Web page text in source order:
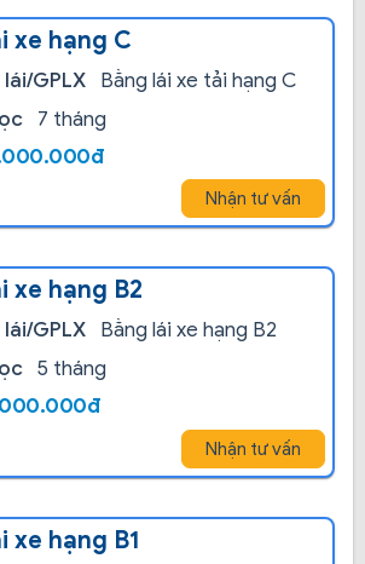
xe hạng C
GPLX
Bằng lái xe tải hạng C
7 tháng
Nhận tư vấn
xe hạng B2
GPLX
Bằng lái xe hạng B2
5 tháng
Nhận tư vấn
xe hạng B1